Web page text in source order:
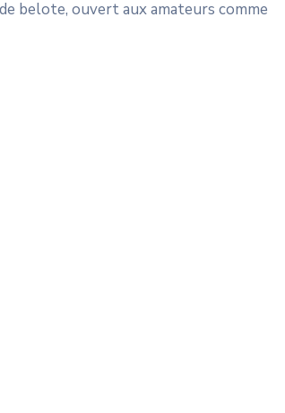
belote, ouvert aux amateurs comme